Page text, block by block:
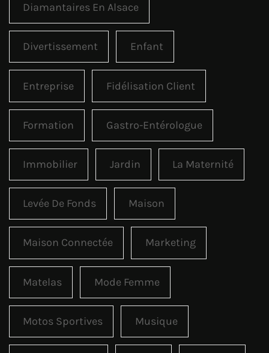
Diamantaires En Alsace
Divertissement Enfant
Entreprise Fidélisation Client
Formation Gastro-Entérologue
Immobilier Jardin La Maternité
Levée De Fonds Maison
Maison Connectée Marketing
Matelas Mode Femme
Motos Sportives Musique